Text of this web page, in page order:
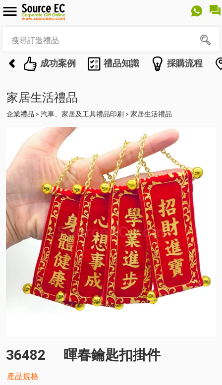
成功案例 禮品知識 採購流程
家居生活禮品
企業禮品 > 汽車、家居及工具禮品印刷 > 家居生活禮品
36482 暉春鑰匙扣掛件
產品規格